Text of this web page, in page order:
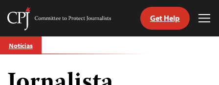
Skip
to
Committee
Journalists
Get Help
Notícias